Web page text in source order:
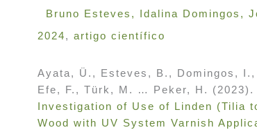
Bruno Esteves , Idalina Domingos ,
2024,artigo científico
Ayata, Ü., Esteves, B., Domingos,
Efe, F., Türk, M. … Peker, H. (2023).
Investigation of Use of Linden (Tilia
Wood with UV System Varnish